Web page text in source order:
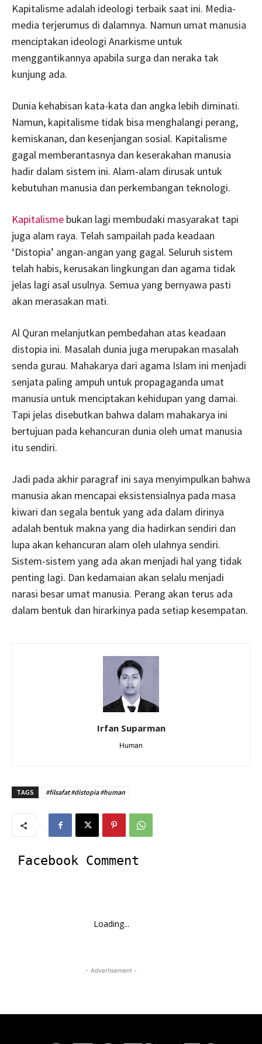
Kapitalisme adalah ideologi terbaik saat ini. Media-
media terjerumus di dalamnya. Namun umat manusia
menciptakan ideologi Anarkisme untuk
menggantikannya apabila surga dan neraka tak
kunjung ada.
Dunia kehabisan kata-kata dan angka lebih diminati.
Namun, kapitalisme tidak bisa menghalangi perang,
kemiskanan, dan kesenjangan sosial. Kapitalisme
gagal memberantasnya dan keserakahan manusia
hadir dalam sistem ini. Alam-alam dirusak untuk
kebutuhan manusia dan perkembangan teknologi.
Kapitalisme bukan lagi membudaki masyarakat tapi
juga alam raya. Telah sampailah pada keadaan
‘Distopia’ angan-angan yang gagal. Seluruh sistem
telah habis, kerusakan lingkungan dan agama tidak
jelas lagi asal usulnya. Semua yang bernyawa pasti
akan merasakan mati.
Al Quran melanjutkan pembedahan atas keadaan
distopia ini. Masalah dunia juga merupakan masalah
senda gurau. Mahakarya dari agama Islam ini menjadi
senjata paling ampuh untuk propagaganda umat
manusia untuk menciptakan kehidupan yang damai.
Tapi jelas disebutkan bahwa dalam mahakarya ini
bertujuan pada kehancuran dunia oleh umat manusia
itu sendiri.
Jadi pada akhir paragraf ini saya menyimpulkan bahwa
manusia akan mencapai eksistensialnya pada masa
kiwari dan segala bentuk yang ada dalam dirinya
adalah bentuk makna yang dia hadirkan sendiri dan
lupa akan kehancuran alam oleh ulahnya sendiri.
Sistem-sistem yang ada akan menjadi hal yang tidak
penting lagi. Dan kedamaian akan selalu menjadi
narasi besar umat manusia. Perang akan terus ada
dalam bentuk dan hirarkinya pada setiap kesempatan.
Irfan Suparman
Human
TAGS #filsafat #distopia #human
Facebook Comment
Loading...
- Advertisement -